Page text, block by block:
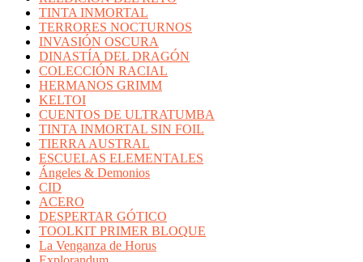
TINTA INMORTAL
TERRORES NOCTURNOS
INVASIÓN OSCURA
DINASTÍA DEL DRAGÓN
COLECCIÓN RACIAL
HERMANOS GRIMM
KELTOI
CUENTOS DE ULTRATUMBA
TINTA INMORTAL SIN FOIL
TIERRA AUSTRAL
ESCUELAS ELEMENTALES
Ángeles & Demonios
CID
ACERO
DESPERTAR GÓTICO
TOOLKIT PRIMER BLOQUE
La Venganza de Horus